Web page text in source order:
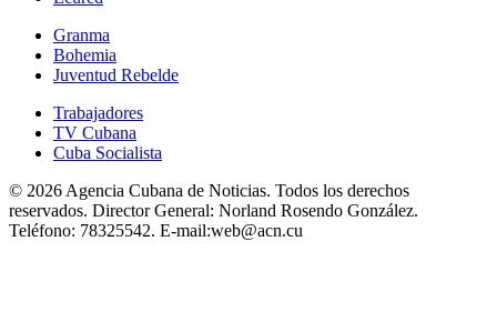
Granma
Bohemia
Juventud Rebelde
Trabajadores
TV Cubana
Cuba Socialista
© 2026 Agencia Cubana de Noticias. Todos los derechos
reservados. Director General: Norland Rosendo González.
Teléfono: 78325542. E-mail:web@acn.cu